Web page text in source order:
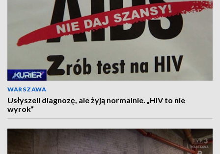
WARSZAWA
Usłyszeli diagnozę, ale żyją normalnie. „HIV to nie
wyrok”